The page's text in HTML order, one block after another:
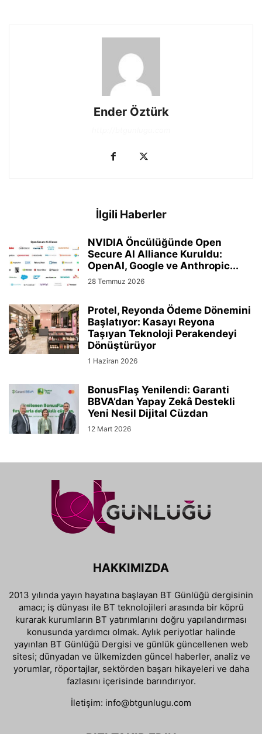
Ender Öztürk
İlgili Haberler
NVIDIA Öncülüğünde Open
Secure AI Alliance Kuruldu:
OpenAI, Google ve Anthropic...
28 Temmuz 2026
Protel, Reyonda Ödeme Dönemini
Başlatıyor: Kasayı Reyona
Taşıyan Teknoloji Perakendeyi
Dönüştürüyor
1 Haziran 2026
BonusFlaş Yenilendi: Garanti
BBVA’dan Yapay Zekâ Destekli
Yeni Nesil Dijital Cüzdan
12 Mart 2026
HAKKIMIZDA
2013 yılında yayın hayatına başlayan BT Günlüğü dergisinin
amacı; iş dünyası ile BT teknolojileri arasında bir köprü
kurarak kurumların BT yatırımlarını doğru yapılandırması
konusunda yardımcı olmak. Aylık periyotlar halinde
yayınlan BT Günlüğü Dergisi ve günlük güncellenen web
sitesi; dünyadan ve ülkemizden güncel haberler, analiz ve
yorumlar, röportajlar, sektörden başarı hikayeleri ve daha
fazlasını içerisinde barındırıyor.
İletişim: info@btgunlugu.com